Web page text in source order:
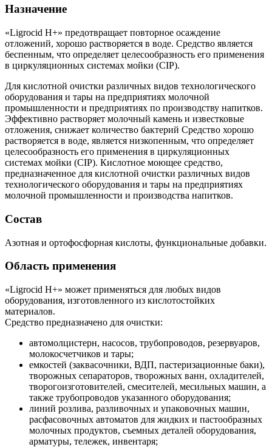
Назначение
«Ligrocid H+» предотвращает повторное осаждение
отложений, хорошо растворяется в воде. Средство является
беспенным, что определяет целесообразность его применения
в циркуляционных системах мойки (СIР).
Для кислотной очистки различных видов технологического
оборудования и тары на предприятиях молочной
промышленности и предприятиях по производству напитков.
Эффективно растворяет молочный камень и известковые
отложения, снижает количество бактерий Средство хорошо
растворяется в воде, является низкопенным, что определяет
целесообразность его применения в циркуляционных
системах мойки (CIP). Кислотное моющее средство,
предназначенное для кислотной очистки различных видов
технологического оборудования и тары на предприятиях
молочной промышленности и производства напитков.
Состав
Азотная и ортофосфорная кислоты, функциональные добавки.
Область применения
«Ligrocid H+» может применяться для любых видов
оборудования, изготовленного из кислотостойких
материалов.
Средство предназначено для очистки:
автомолцистерн, насосов, трубопроводов, резервуаров,
молокосчетчиков и тары;
емкостей (заквасочники, ВДП, пастеризационные баки),
творожных сепараторов, творожных ванн, охладителей,
творогоизготовителей, смесителей, месильных машин, а
также трубопроводов указанного оборудования;
линий розлива, разливочных и упаковочных машин,
расфасовочных автоматов для жидких и пастообразных
молочных продуктов, съемных деталей оборудования,
арматуры, тележек, инвентаря;